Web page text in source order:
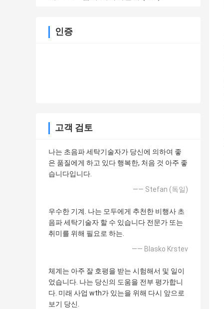
인증
고객 검토
나는 초음파 세탁기술자가 당신에 의하여 좋
은 품질에게 하고 있다 행복한, 처음 것 아주 좋
습니다입니다.
—— Stefan (독일)
우수한 기계. 나는 모두에게 추천한 비행사 초
음파 세탁기술자 할 수 있습니다 전문가 또는
취미를 위해 필요로 하는.
—— Blasko Krstev
체계는 아주 잘 호평을 받는 시험해서 및 일이
었습니다. 나는 당신의 도움을 전부 평가합니
다. 미래 사업 wth가 있는을 위해 다시 앞으로
보기 당신.